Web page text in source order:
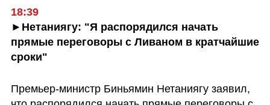
18:39
►Нетаниягу: "Я распорядился начать
прямые переговоры с Ливаном в кратчайшие
сроки"
Премьер-министр Биньямин Нетаниягу заявил,